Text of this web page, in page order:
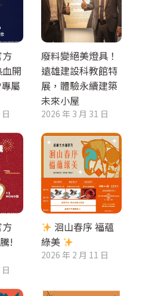
開
屬
廢料變絕美燈具！
遠雄建設科教館特
展，體驗永續建築
未來小屋
2026 年 3 月 31 日
!
洄山春序 福蘊
綠美
2026 年 2 月 11 日